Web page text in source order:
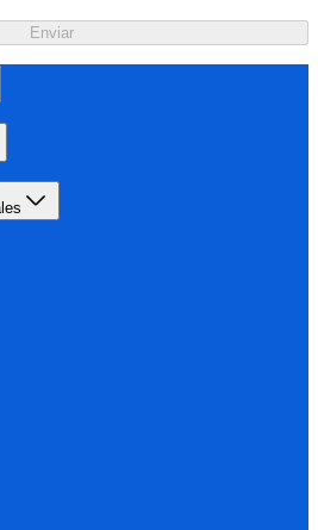
Enviar